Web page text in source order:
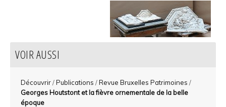
VOIR AUSSI
Découvrir/Publications /Revue Bruxelles Patrimoines /
Georges Houtstont et la fièvre ornementale de la belle
époque